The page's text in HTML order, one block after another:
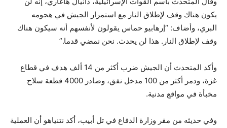
يكون هناك وقف لإطلاق النار مع استمرار الجيش في هجومه
البري، وأضاف: “إرهابيو حماس يقولون لأنفسهم أنه سيكون هناك
وقف لإطلاق النار. هذا لن يحدث. نحن نمضي قدما.”
وأكد المتحدث أن الجيش ضرب أكثر من 14 ألف هدف في قطاع
غزة، ودمر أكثر من 100 مدخل نفق، وصادر 4000 قطعة سلاح
مخبأة في مواقع مدنية.
وفي حديثه من مقر وزارة الدفاع في تل أبيب، أكد نتنياهو أن العملية